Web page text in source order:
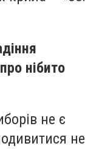
нібито
не є
не